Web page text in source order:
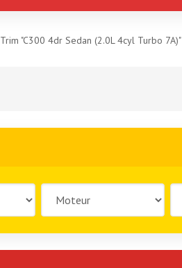
Trim "C300 4dr Sedan (2.0L 4cyl Turbo 7A)"